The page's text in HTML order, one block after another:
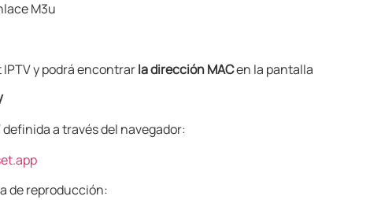
M3u
y podrá encontrarla dirección MACen la pantalla
a través del navegador:
de reproducción: